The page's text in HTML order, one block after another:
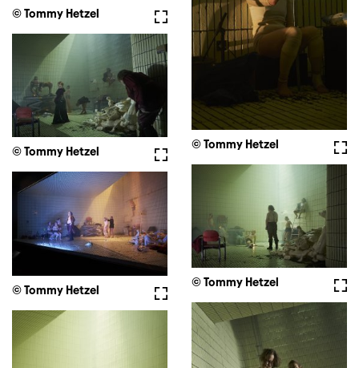
Vollbild
© Tommy Hetzel
© Tommy Hetzel
Vollbild
© Tommy Hetzel
© Tommy Hetzel
Vollbild
© Tommy Hetzel